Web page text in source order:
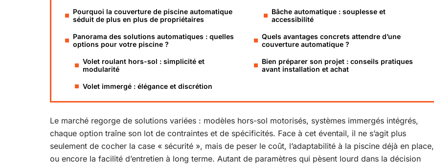
Pourquoi la couverture de piscine automatique
séduit de plus en plus de propriétaires
Panorama des solutions automatiques : quelles
options pour votre piscine ?
Volet roulant hors-sol : simplicité et
modularité
Volet immergé : élégance et discrétion
Bâche automatique : souplesse et
accessibilité
Quels avantages concrets attendre d’une
couverture automatique ?
Bien préparer son projet : conseils pratiques
avant installation et achat
Le marché regorge de solutions variées : modèles hors-sol motorisés, systèmes immergés intégrés,
chaque option traîne son lot de contraintes et de spécificités. Face à cet éventail, il ne s’agit plus
seulement de cocher la case « sécurité », mais de peser le coût, l’adaptabilité à la piscine déjà en place,
ou encore la facilité d’entretien à long terme. Autant de paramètres qui pèsent lourd dans la décision